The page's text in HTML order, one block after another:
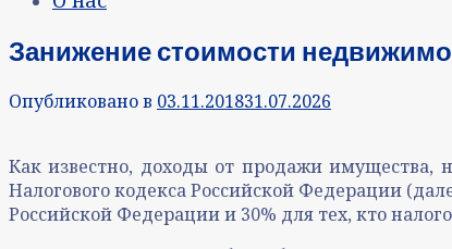
Занижение стоимости
Опубликовано в 03.11.201831.07.2026
Как известно, доходы от продажи имущества,
Налогового кодекса Российской Федерации
Российской Федерации и 30% для тех, кто